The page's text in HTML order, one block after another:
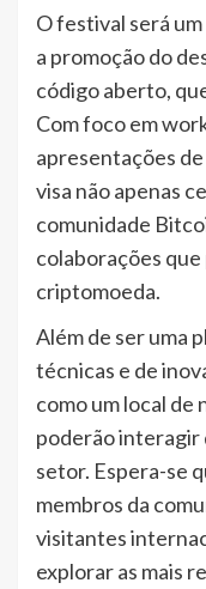
O festival será
a promoção do
código aberto,
Com foco em
apresentações
visa não apenas
comunidade
colaborações
criptomoeda.
Além de ser uma
técnicas e de
como um local
poderão interagir
setor. Espera-se
membros da
visitantes
explorar as mais